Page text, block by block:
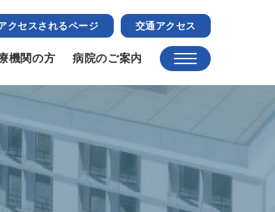
クセスされるページ 交通アクセス
機関の方 病院のご案内